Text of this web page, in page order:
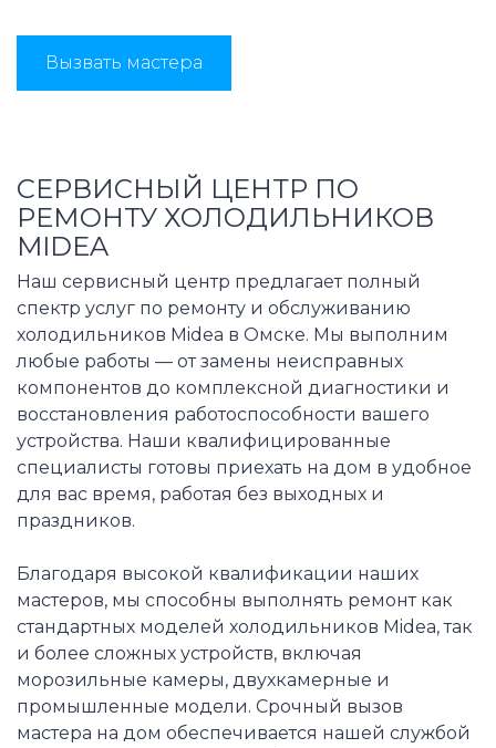
Вызвать мастера
СЕРВИСНЫЙ ЦЕНТР ПО
РЕМОНТУ ХОЛОДИЛЬНИКОВ
MIDEA
Наш сервисный центр предлагает полный
спектр услуг по ремонту и обслуживанию
холодильников Midea в Омске. Мы выполним
любые работы — от замены неисправных
компонентов до комплексной диагностики и
восстановления работоспособности вашего
устройства. Наши квалифицированные
специалисты готовы приехать на дом в удобное
для вас время, работая без выходных и
праздников.
Благодаря высокой квалификации наших
мастеров, мы способны выполнять ремонт как
стандартных моделей холодильников Midea, так
и более сложных устройств, включая
морозильные камеры, двухкамерные и
промышленные модели. Срочный вызов
мастера на дом обеспечивается нашей службой